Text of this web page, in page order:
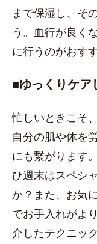
まで保湿し、そ
う。血行が良く
に行うのがおす
■ゆっくりケア
忙しいときこそ
自分の肌や体を
にも繋がります
ひ週末はスペシ
か？また、お気
でお手入れがよ
介したテクニッ